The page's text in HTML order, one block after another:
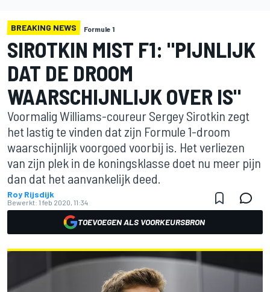
BREAKING NEWS Formule 1
SIROTKIN MIST F1: "PIJNLIJK
DAT DE DROOM
WAARSCHIJNLIJK OVER IS"
Voormalig Williams-coureur Sergey Sirotkin zegt
het lastig te vinden dat zijn Formule 1-droom
waarschijnlijk voorgoed voorbij is. Het verliezen
van zijn plek in de koningsklasse doet nu meer pijn
dan dat het aanvankelijk deed.
Roy Rijsdijk
Bewerkt: 1 feb 2020, 11:34
TOEVOEGEN ALS VOORKEURSBRON